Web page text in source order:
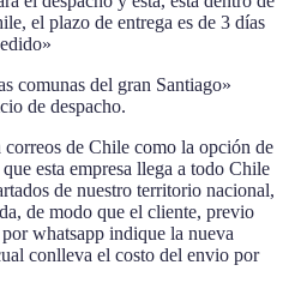
el plazo de entrega es de 3 días
comunas del gran Santiago»
de despacho.
de Chile como la opción de
esta empresa llega a todo Chile
de nuestro territorio nacional,
de modo que el cliente, previo
whatsapp indique la nueva
conlleva el costo del envio por